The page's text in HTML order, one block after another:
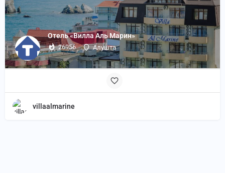
Отель «Вилла Аль Марин»
26956 Алушта
villaalmarine